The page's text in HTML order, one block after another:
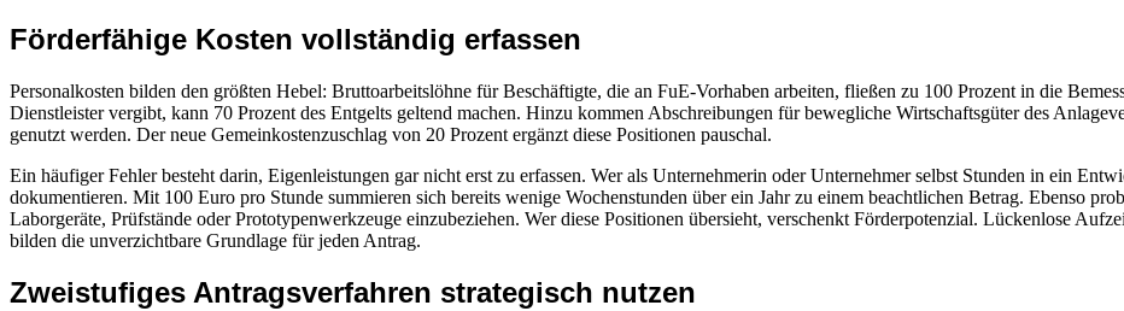
Förderfähige Kosten vollständig erfassen
Personalkosten bilden den größten Hebel: Bruttoarbeitslöhne für Beschäftigte, die an FuE-Vorhaben arbeiten, fließen zu 100 Prozent in die
Dienstleister vergibt, kann 70 Prozent des Entgelts geltend machen. Hinzu kommen Abschreibungen für bewegliche Wirtschaftsgüter des
genutzt werden. Der neue Gemeinkostenzuschlag von 20 Prozent ergänzt diese Positionen pauschal.
Ein häufiger Fehler besteht darin, Eigenleistungen gar nicht erst zu erfassen. Wer als Unternehmerin oder Unternehmer selbst Stunden in ein
dokumentieren. Mit 100 Euro pro Stunde summieren sich bereits wenige Wochenstunden über ein Jahr zu einem beachtlichen Betrag. Ebenso
Laborgeräte, Prüfstände oder Prototypenwerkzeuge einzubeziehen. Wer diese Positionen übersieht, verschenkt Förderpotenzial. Lückenlose
bilden die unverzichtbare Grundlage für jeden Antrag.
Zweistufiges Antragsverfahren strategisch nutzen